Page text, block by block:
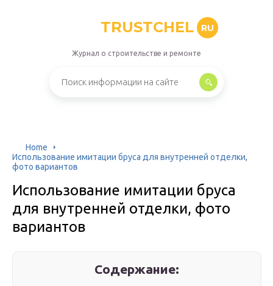
TRUSTCHEL RU
Журнал о строительстве и ремонте
Home
Использование имитации бруса для внутренней отделки,
фото вариантов
Использование имитации бруса
для внутренней отделки, фото
вариантов
Содержание: